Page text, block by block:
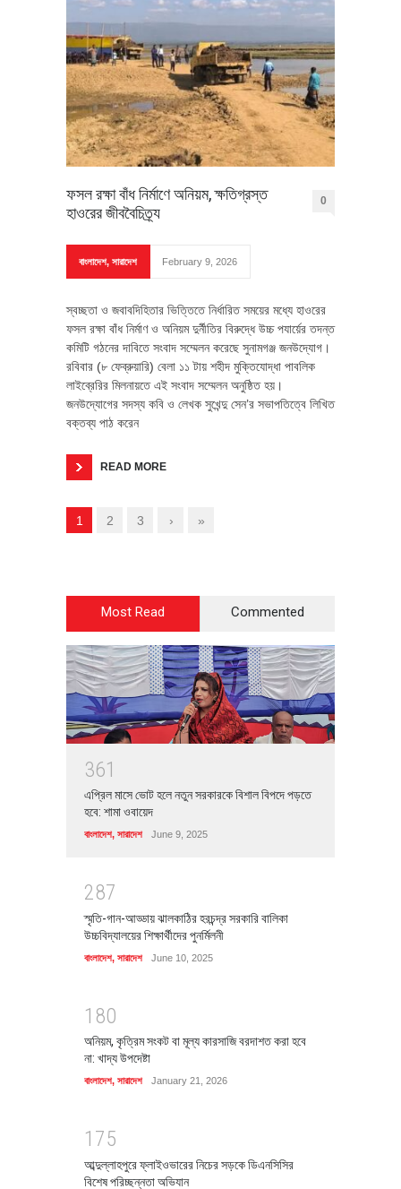
ফসল রক্ষা বাঁধ নির্মাণে অনিয়ম, ক্ষতিগ্রস্ত
হাওরের জীববৈচিত্র্য
0
বাংলাদেশ, সারাদেশ February 9, 2026
স্বচ্ছতা ও জবাবদিহিতার ভিত্তিতে নির্ধারিত সময়ের মধ্যে হাওরের
ফসল রক্ষা বাঁধ নির্মাণ ও অনিয়ম দুর্নীতির বিরুদ্ধে উচ্চ পযার্য়ের তদন্ত
কমিটি গঠনের দাবিতে সংবাদ সম্মেলন করেছে সুনামগঞ্জ জনউদ্যোগ।
রবিবার (৮ ফেব্রুয়ারি) বেলা ১১ টায় শহীদ মুক্তিযোদ্ধা পাবলিক
লাইব্রেরির মিলনায়তে এই সংবাদ সম্মেলন অনুষ্ঠিত হয়।
জনউদ্যোগের সদস্য কবি ও লেখক সুখেন্দু সেন’র সভাপতিত্বে লিখিত
বক্তব্য পাঠ করেন
READ MORE
1 2 3 › »
Most Read Commented
361
এপ্রিল মাসে ভোট হলে নতুন সরকারকে বিশাল বিপদে পড়তে
হবে: শামা ওবায়েদ
বাংলাদেশ, সারাদেশ June 9, 2025
287
স্মৃতি-গান-আড্ডায় ঝালকাঠির হরচন্দ্র সরকারি বালিকা
উচ্চবিদ্যালয়ের শিক্ষার্থীদের পুনর্মিলনী
বাংলাদেশ, সারাদেশ June 10, 2025
1 80
অনিয়ম, কৃত্রিম সংকট বা মূল্য কারসাজি বরদাশত করা হবে
না: খাদ্য উপদেষ্টা
বাংলাদেশ, সারাদেশ January 21, 2026
1 75
আব্দুল্লাহপুরে ফ্লাইওভারের নিচের সড়কে ডিএনসিসির
বিশেষ পরিচ্ছন্নতা অভিযান